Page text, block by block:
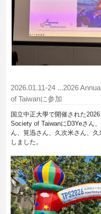
2026.01.11-24 ...2026
of Taiwanに参加
国立中正大學で開催された
Society of TaiwanにD3Yeさん
ん、筧迅さん、久次米さん、
しました。